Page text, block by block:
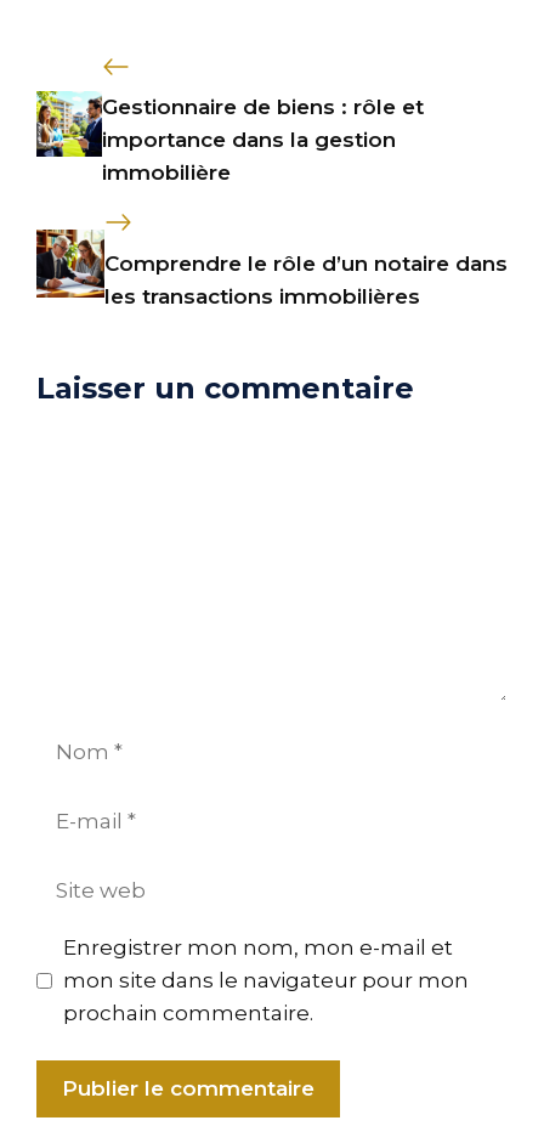
Gestionnaire de biens : rôle et
importance dans la gestion
immobilière
Comprendre le rôle d’un notaire dans
les transactions immobilières
Laisser un commentaire
Site
Enregistrer mon nom, mon e-mail et
mon site dans le navigateur pour mon
prochain commentaire.